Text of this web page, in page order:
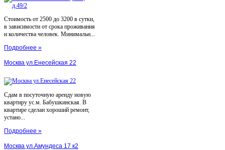
Стоимость от 2500 до 3200 в сутки,
в зависимости от срока проживания
и количества человек. Минимальн...
Подробнее »
Москва ул.Енесейская 22
Сдам в посуточную аренду новую
квартиру ус.м. Бабушкинская. В
квартире сделан хороший ремонт,
устано...
Подробнее »
Москва ул.Амундеса 17 к2